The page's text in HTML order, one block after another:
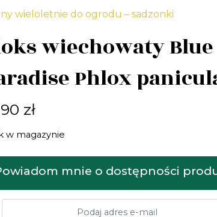
wieloletnie do ogrodu – sadzonki
wiechowaty Blue
Phlox
zł
w magazynie
mnie o dostępności